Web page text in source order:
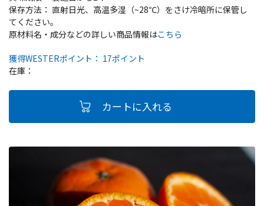
保存方法： 直射日光、高温多湿（~28℃）をさけ冷暗所に保管し
てください。
獲得WESTERポイント： 17ポイント
在庫：
原材料名・成分などの詳しい商品情報はこちら